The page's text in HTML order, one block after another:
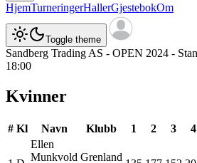
HjemTurneringerHallerGjestebokOm
Toggle theme
Sandberg Trading AS - OPEN 2024 -
18:00
Kvinner
# Kl Navn Klubb 1 2 3 4
Ellen
Munkvold Grenland